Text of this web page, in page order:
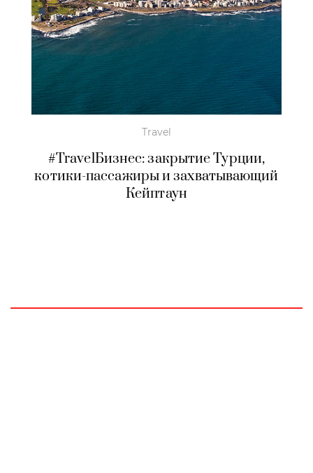
Travel
#TravelБизнес: закрытие Турции,
котики-пассажиры и захватывающий
Кейптаун